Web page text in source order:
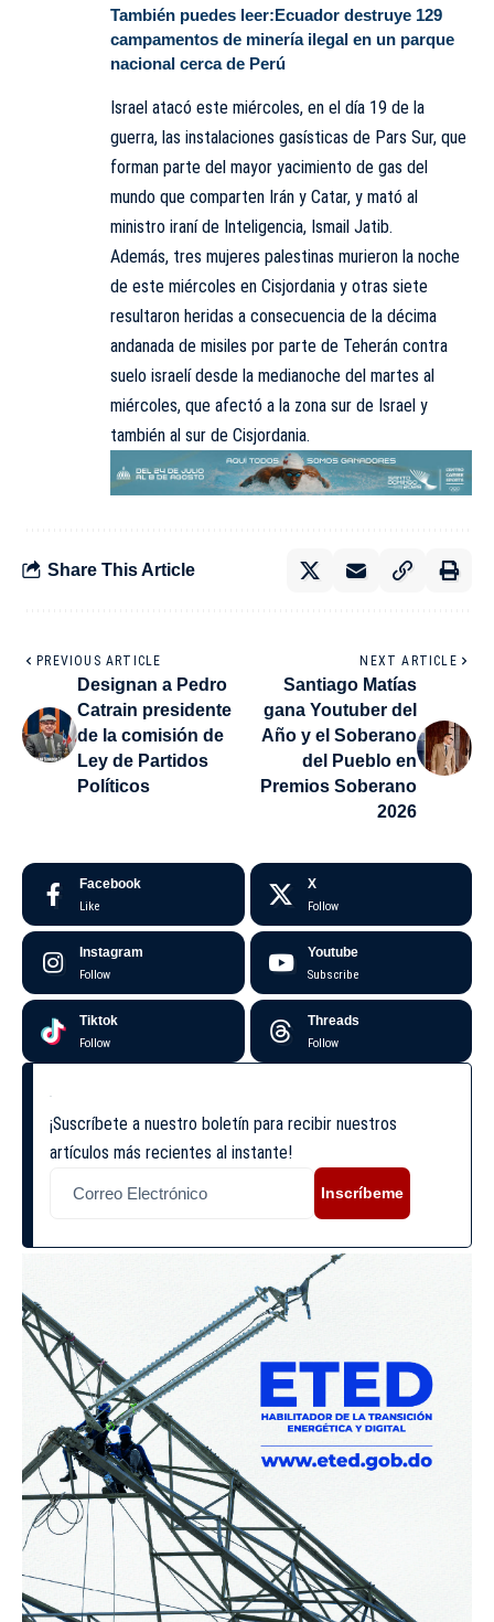
También puedes leer:Ecuador destruye 129
campamentos de minería ilegal en un parque
nacional cerca de Perú
Israel atacó este miércoles, en el día 19 de la
guerra, las instalaciones gasísticas de Pars Sur, que
forman parte del mayor yacimiento de gas del
mundo que comparten Irán y Catar, y mató al
ministro iraní de Inteligencia, Ismail Jatib.
Además, tres mujeres palestinas murieron la noche
de este miércoles en Cisjordania y otras siete
resultaron heridas a consecuencia de la décima
andanada de misiles por parte de Teherán contra
suelo israelí desde la medianoche del martes al
miércoles, que afectó a la zona sur de Israel y
también al sur de Cisjordania.
Share This Article
PREVIOUS ARTICLE
Designan a Pedro
Catrain presidente
de la comisión de
Ley de Partidos
Políticos
NEXT ARTICLE
Santiago Matías
gana Youtuber del
Año y el Soberano
del Pueblo en
Premios Soberano
2026
Facebook
Like
X
Follow
Instagram
Follow
Youtube
Subscribe
Tiktok
Follow
Threads
Follow
¡Suscríbete a nuestro boletín para recibir nuestros
artículos más recientes al instante!
Inscríbeme